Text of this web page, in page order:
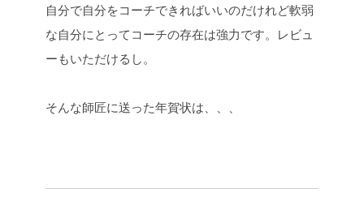
自分で自分をコーチできればいいのだけれど軟弱
な自分にとってコーチの存在は強力です。 レビュ
ーもいただけるし。
そんな師匠に送った年賀状は、、、